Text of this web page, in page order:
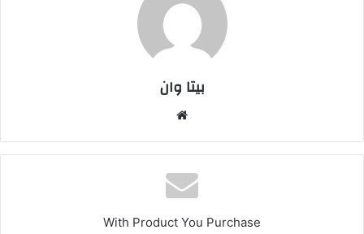
بیتا وان
With Product You Purchase